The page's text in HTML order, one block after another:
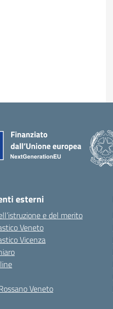
esterni
e del merito
Veneto
Vicenza
Veneto